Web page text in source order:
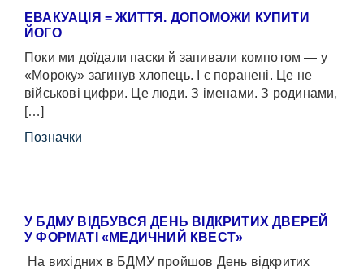
ЕВАКУАЦІЯ = ЖИТТЯ. ДОПОМОЖИ КУПИТИ
ЙОГО
Поки ми доїдали паски й запивали компотом — у
«Мороку» загинув хлопець. І є поранені. Це не
військові цифри. Це люди. З іменами. З родинами,
[…]
Позначки
У БДМУ ВІДБУВСЯ ДЕНЬ ВІДКРИТИХ ДВЕРЕЙ
У ФОРМАТІ «МЕДИЧНИЙ КВЕСТ»
На вихідних в БДМУ пройшов День відкритих